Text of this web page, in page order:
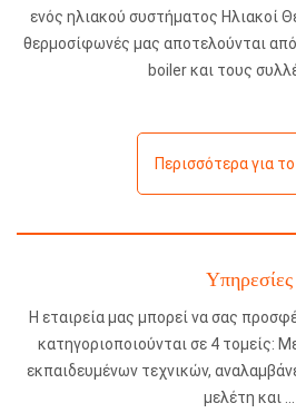
ενός ηλιακού συστήματος Ηλιακοί
θερμοσίφωνές μας αποτελούνται
boiler και τους
Περισσότερα για
Υπηρεσίες
Η εταιρεία μας μπορεί να σας
κατηγοριοποιούνται σε 4 τομείς:
εκπαιδευμένων τεχνικών,
μελέτη και